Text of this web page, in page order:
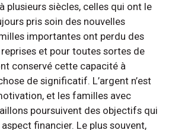
plusieurs siècles, celles qui ont le
pris soin des nouvelles
importantes ont perdu des
et pour toutes sortes de
conservé cette capacité à
de significatif. L’argent n’est
et les familles avec
poursuivent des objectifs qui
financier. Le plus souvent,